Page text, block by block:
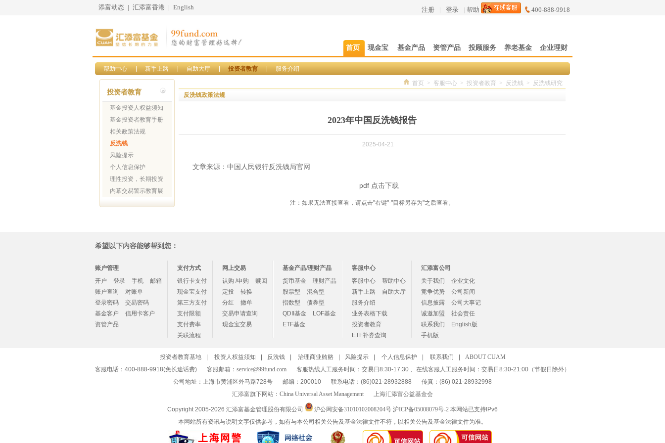
添富动态 | 汇添富香港 | English 注册 | 登录 | 帮助 400-888-9918
首页 现金宝 基金产品 资管产品 投顾服务 养老基金 企业理财
帮助中心 新手上路 自助大厅 投资者教育 服务介绍
投资者教育
基金投资人权益须知
基金投资者教育手册
相关政策法规
反洗钱
风险提示
个人信息保护
理性投资，长期投资
内幕交易警示教育展
首页 > 客服中心 > 投资者教育 > 反洗钱 > 反洗钱研究
反洗钱政策法规
2023年中国反洗钱报告
2025-04-21
文章来源：中国人民银行反洗钱局官网
pdf 点击下载
注：如果无法直接查看，请点击"右键"-"目标另存为"之后查看。
希望以下内容能够帮到您：
账户管理
开户
登录 手机
邮箱
账户查询
对账单
登录密码
交易密码
基金客户
信用卡客户
资管产品
支付方式
银行卡支付
现金宝支付
第三方支付
支付限额
支付费率
关联流程
网上交易
认购 /申购
赎回
定投
转换
分红
撤单
交易申请查询
现金宝交易
基金产品/理财产品
货币基金
理财产品
股票型
混合型
指数型
债券型
QDII基金
LOF基金
ETF基金
客服中心
客服中心
帮助中心
新手上路
自助大厅
服务介绍
业务表格下载
投资者教育
ETF补券查询
汇添富公司
关于我们
企业文化
竞争优势
公司新闻
信息披露
公司大事记
诚邀加盟
社会责任
联系我们
English版
手机版
投资者教育基地 投资人权益须知 反洗钱 治理商业贿赂 风险提示 个人信息保护 联系我们
ABOUT CUAM
客服电话：400-888-9918(免长途话费)
客服邮箱： service@99fund.com
客服热线人工服务时间：交易日8:30-17:30 、在线客服人工服务时间：交易日8:30-21:00（节假日除外）
公司地址：上海市黄浦区外马路728号
邮编：200010 联系电话：(86)021-28932888
传真：(86) 021-28932998
汇添富旗下网站： China Universal Asset Management 上海汇添富公益基金会
Copyright 2005-2026 汇添富基金管理股份有限公司 沪公网安备31010102008204号 沪ICP备05008079号-2 本网站已支持IPv6
本网站所有资讯与说明文字仅供参考，如有与本公司相关公告及基金法律文件不符，以相关公告及基金法律文件为准。